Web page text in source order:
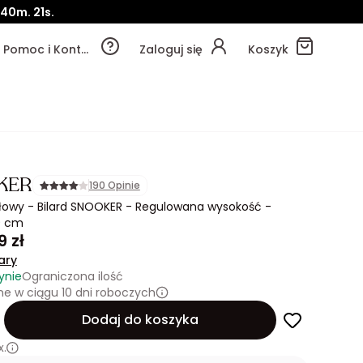
40m. 18s.
Pomoc i Kontakt Zaloguj się Koszyk
190 Opinie
- Bilard SNOOKER - Regulowana wysokość -
cm
zł
Ograniczona ilość
w ciągu 10 dni roboczych
Dodaj do koszyka